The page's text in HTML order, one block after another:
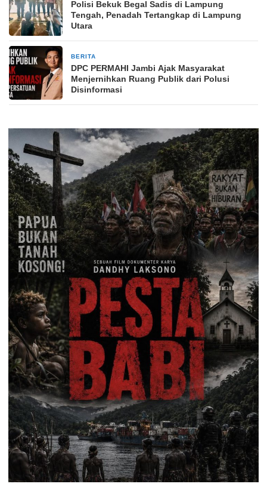
Polisi Bekuk Begal Sadis di Lampung
Tengah, Penadah Tertangkap di Lampung
Utara
BERITA
DPC PERMAHI Jambi Ajak Masyarakat
Menjernihkan Ruang Publik dari Polusi
Disinformasi